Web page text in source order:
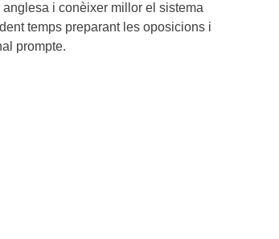
i conèixer millor el sistema
temps preparant les oposicions i
prompte.